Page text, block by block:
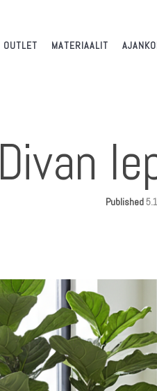
OUTLET MATERIAALIT
Divan
Published